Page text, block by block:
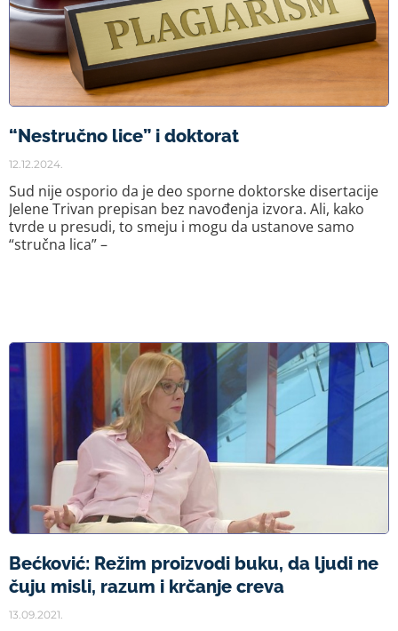
“Nestručno lice” i doktorat
12.12.2024.
Sud nije osporio da je deo sporne doktorske disertacije
Jelene Trivan prepisan bez navođenja izvora. Ali, kako
tvrde u presudi, to smeju i mogu da ustanove samo
“stručna lica” –
Bećković: Režim proizvodi buku, da ljudi ne
čuju misli, razum i krčanje creva
13.09.2021.